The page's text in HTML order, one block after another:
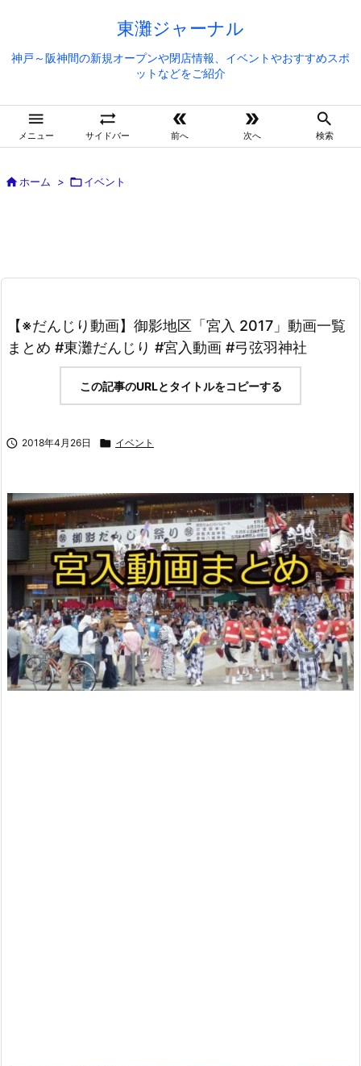
東灘ジャーナル
神戸～阪神間の新規オープンや閉店情報、イベントやおすすめスポ
ットなどをご紹介

メニュー

サイドバー

前へ

次へ

検索
ホーム > イベント
【※だんじり動画】御影地区「宮入 2017」動画一覧
まとめ #東灘だんじり #宮入動画 #弓弦羽神社
この記事のURLとタイトルをコピーする
 2018年4月26日  イベント